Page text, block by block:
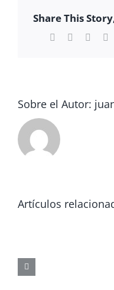
Share This
Facebook Reddit
Sobre el Autor:
Artículos